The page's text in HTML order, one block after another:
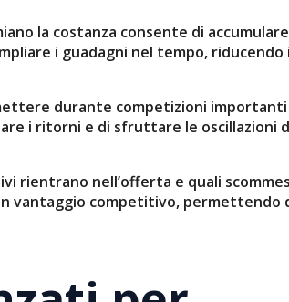
la costanza consente di
i guadagni nel tempo, riducendo
durante competizioni
i ritorni e di sfruttare le oscillazioni
rientrano nell’offerta e quali
vantaggio competitivo, permettendo